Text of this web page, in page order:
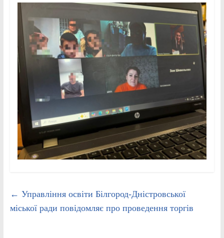
← Управління освіти Білгород-Дністровської
міської ради повідомляє про проведення торгів